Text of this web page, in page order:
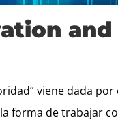
viene dada
forma de trabajar